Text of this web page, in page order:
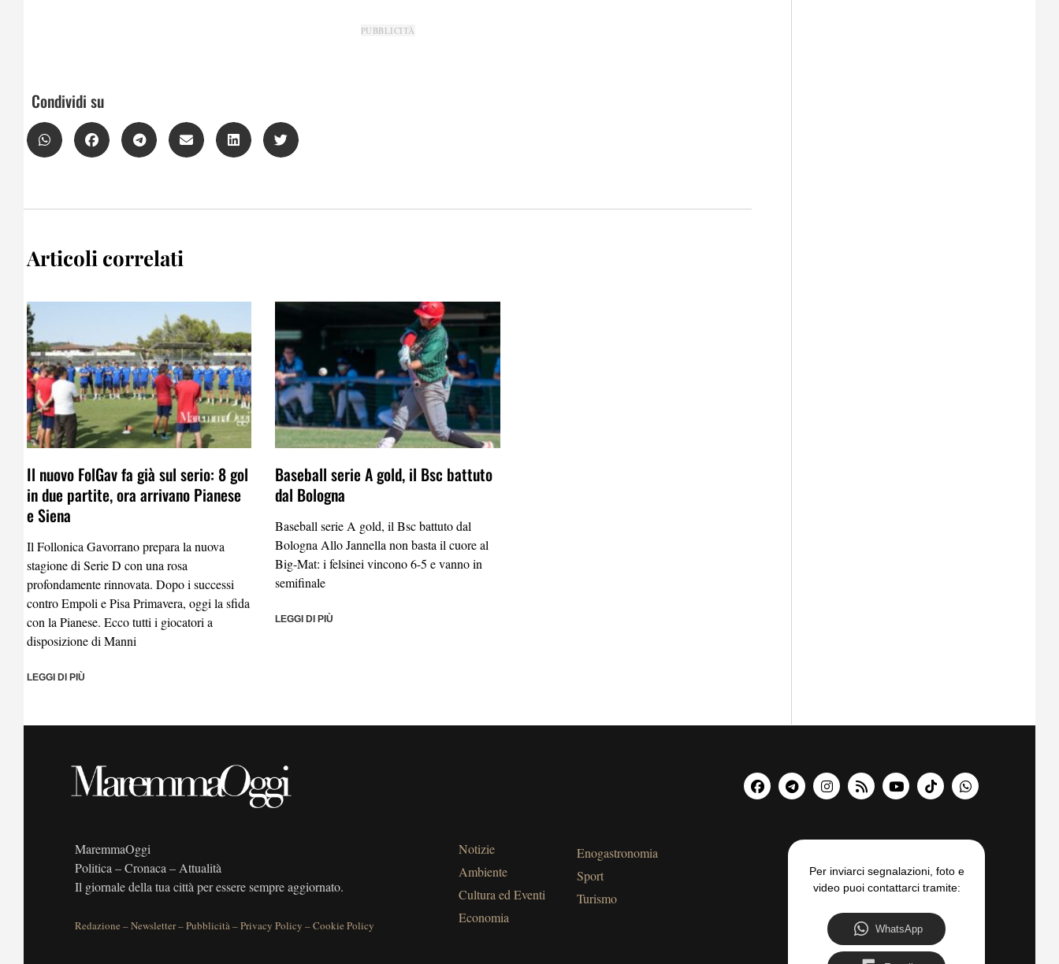
PUBBLICITÀ
Condividi su
Articoli correlati
Il nuovo FolGav fa già sul serio: 8 gol
in due partite, ora arrivano Pianese
e Siena
Il Follonica Gavorrano prepara la nuova
stagione di Serie D con una rosa
profondamente rinnovata. Dopo i successi
contro Empoli e Pisa Primavera, oggi la sfida
con la Pianese. Ecco tutti i giocatori a
disposizione di Manni
LEGGI DI PIÙ
Baseball serie A gold, il Bsc battuto
dal Bologna
Baseball serie A gold, il Bsc battuto dal
Bologna Allo Jannella non basta il cuore al
Big-Mat: i felsinei vincono 6-5 e vanno in
semifinale
LEGGI DI PIÙ
MaremmaOggi
Politica – Cronaca – Attualità
Il giornale della tua città per essere sempre aggiornato.
Redazione –Newsletter–Pubblicità–Privacy Policy –Cookie Policy
Notizie
Ambiente
Cultura ed Eventi
Economia
Enogastronomia
Sport
Turismo
Per inviarci segnalazioni, foto e
video puoi contattarci tramite:
WhatsApp